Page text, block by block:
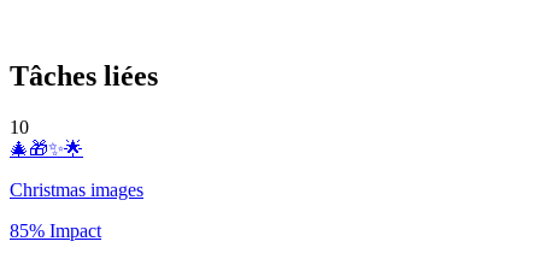
Tâches liées
10
🎄🎁✨🌟
Christmas images
85% Impact